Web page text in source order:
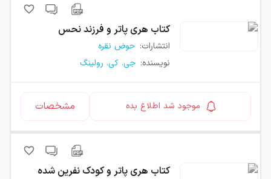
کتاب هری پاتر و فرزند نحس
انتشارات: حوض نقره
نویسنده: جی. کی. رولینگ
موجود شد اطلاع بده مشخصات
کتاب هری پاتر و کودک نفرین شده